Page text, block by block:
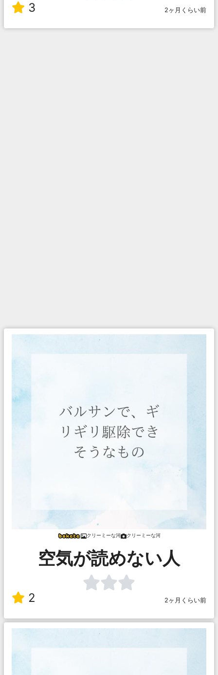
3 2ヶ月くらい前
クリーミーな河 クリーミーな河
空気が読めない人
2 2ヶ月くらい前